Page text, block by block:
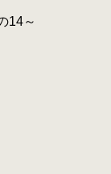
14～